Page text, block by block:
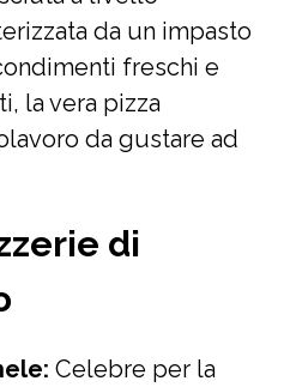
da un impasto
freschi e
la vera pizza
da gustare ad
di
Celebre per la